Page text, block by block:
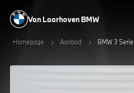
Van Laarhoven BMW
Homepage Aanbod BMW 3 Serie